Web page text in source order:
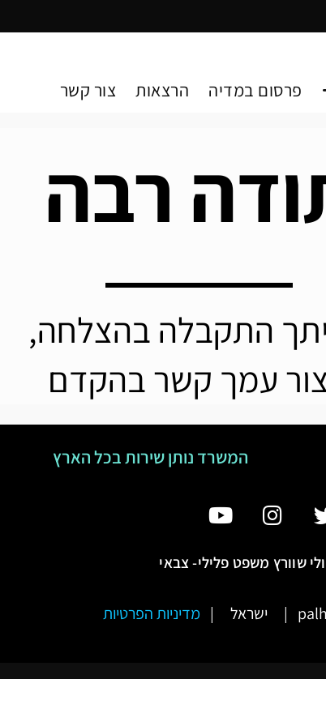
פרסום במדיה הרצאות צור קשר
רבה
התקבלה בהצלחה,
עמך קשר בהקדם
המשרד נותן שירות בכל הארץ
שוורץ משפט פלילי- צבאי
מדיניות הפרטיות